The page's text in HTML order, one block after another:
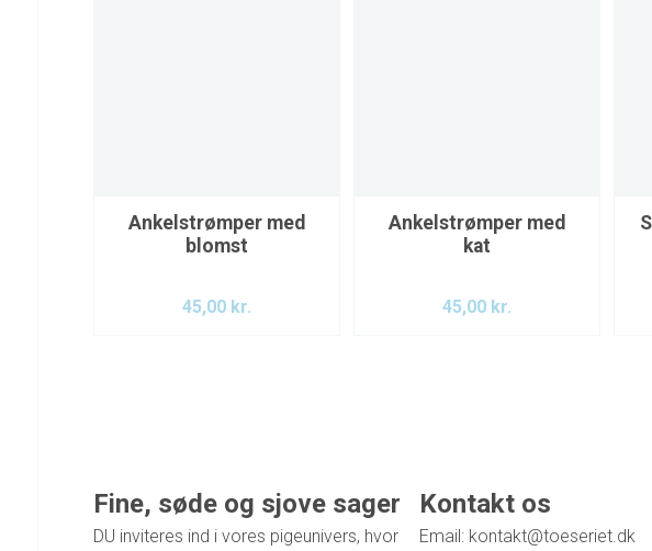
Ankelstrømper med
blomst
45,00 kr.
Ankelstrømper med
kat
45,00 kr.
Fine, søde og sjove sager
DU inviteres ind i vores pigeunivers, hvor
Kontakt os
Email: kontakt@toeseriet.dk